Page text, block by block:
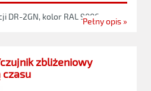
DR-2GN, kolor RAL 9006Pełny opis »
zbliżeniowy